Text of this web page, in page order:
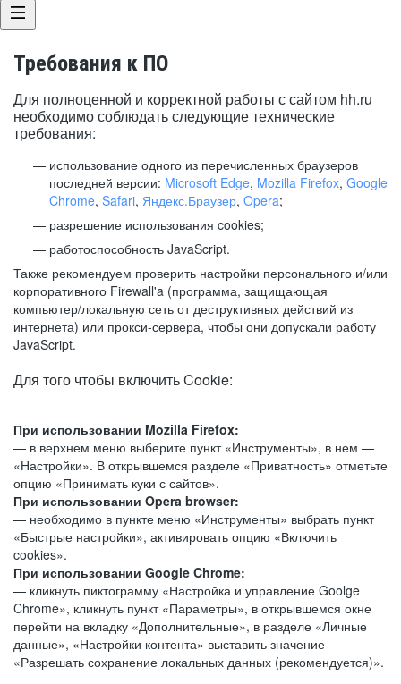
Требования к ПО
Для полноценной и корректной работы с сайтом hh.ru
необходимо соблюдать следующие технические
требования:
использование одного из перечисленных браузеров
последней версии: Microsoft Edge, Mozilla Firefox, Google
Chrome, Safari, Яндекс.Браузер, Opera;
разрешение использования cookies;
работоспособность JavaScript.
Также рекомендуем проверить настройки персонального и/или
корпоративного Firewall'a (программа, защищающая
компьютер/локальную сеть от деструктивных действий из
интернета) или прокси-сервера, чтобы они допускали работу
JavaScript.
Для того чтобы включить Cookie:
При использовании Mozilla Firefox:
— в верхнем меню выберите пункт «Инструменты», в нем —
«Настройки». В открывшемся разделе «Приватность» отметьте
опцию «Принимать куки с сайтов».
При использовании Opera browser:
— необходимо в пункте меню «Инструменты» выбрать пункт
«Быстрые настройки», активировать опцию «Включить
cookies».
При использовании Google Chrome:
— кликнуть пиктограмму «Настройка и управление Goolge
Chrome», кликнуть пункт «Параметры», в открывшемся окне
перейти на вкладку «Дополнительные», в разделе «Личные
данные», «Настройки контента» выставить значение
«Разрешать сохранение локальных данных (рекомендуется)».